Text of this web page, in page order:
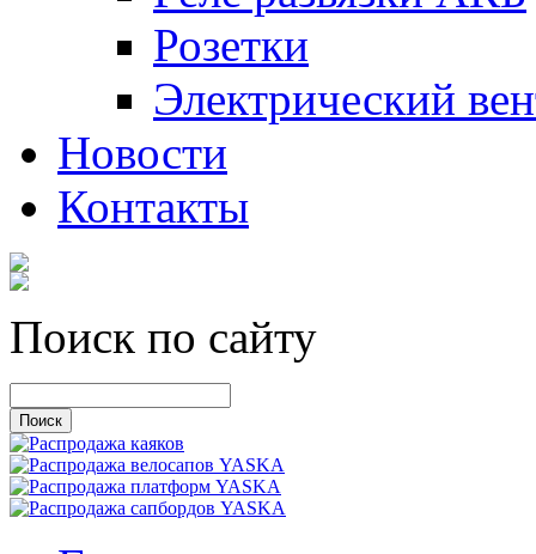
Розетки
Электрический
Новости
Контакты
Поиск по сайту